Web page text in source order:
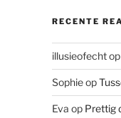
RECENTE
illusieofechtop
Sophieop
Eva op Prettig